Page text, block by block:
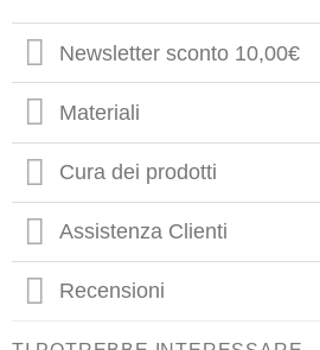
Newsletter sconto 10,00€
Materiali
Cura dei prodotti
Assistenza Clienti
Recensioni